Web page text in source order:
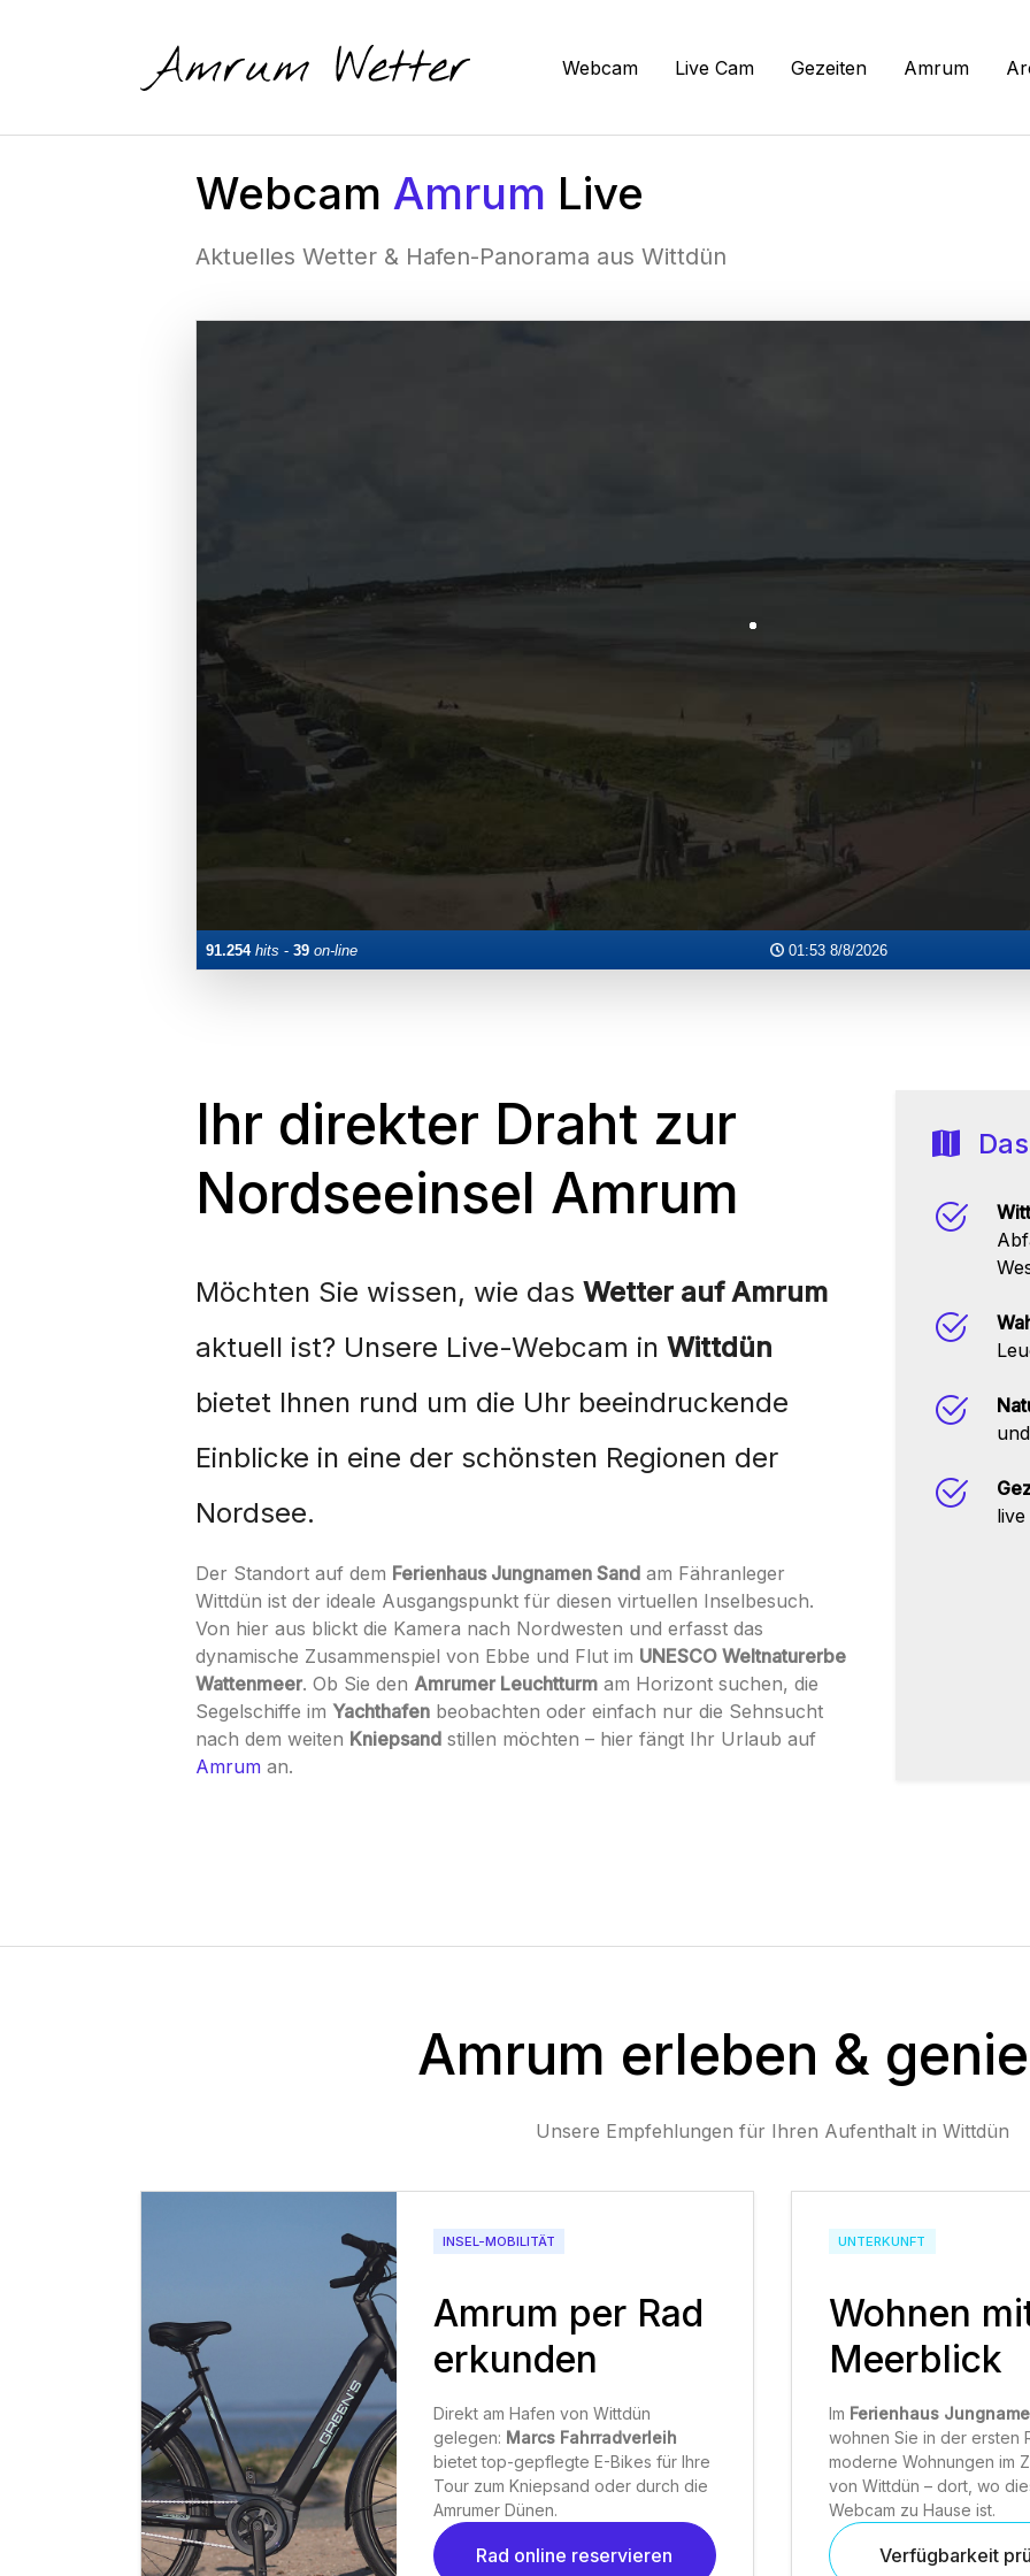
Webcam Live Cam Gezeiten Amrum
Webcam Amrum Live
Aktuelles Wetter & Hafen-Panorama aus Wittdün
Ihr direkter Draht zur
Nordseeinsel Amrum
Möchten Sie wissen, wie das Wetter auf Amrum
aktuell ist? Unsere Live-Webcam in Wittdün
bietet Ihnen rund um die Uhr beeindruckende
Einblicke in eine der schönsten Regionen der
Nordsee.
Der Standort auf dem Ferienhaus Jungnamen Sandam Fähranleger
Wittdün ist der ideale Ausgangspunkt für diesen virtuellen Inselbesuch.
Von hier aus blickt die Kamera nach Nordwesten und erfasst das
dynamische Zusammenspiel von Ebbe und Flut im UNESCO Weltnaturerbe
Wattenmeer. Ob Sie den Amrumer Leuchtturmam Horizont suchen, die
Segelschiffe im Yachthafenbeobachten oder einfach nur die Sehnsucht
nach dem weiten Kniepsandstillen möchten – hier fängt Ihr Urlaub auf
Amruman.
Amrum erleben &
Unsere Empfehlungen für Ihren Aufenthalt in Wittdün
INSEL-MOBILITÄT
Amrum per Rad
erkunden
Direkt am Hafen von Wittdün
gelegen: Marcs Fahrradverleih
bietet top-gepflegte E-Bikes für Ihre
Tour zum Kniepsand oder durch die
Amrumer Dünen.
Rad online reservieren
UNTERKUNFT
Wohnen
Meerblick
Im Ferienhaus
wohnen Sie in der ersten
moderne Wohnungen im
von Wittdün – dort, wo
Webcam zu Hause ist.
Verfügbarkeit